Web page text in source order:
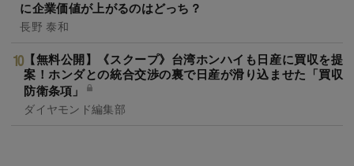
に企業価値が上がるのはどっち？
長野 泰和
【無料公開】《スクープ》台湾ホンハイも日産に買収を提
案！ホンダとの統合交渉の裏で日産が滑り込ませた「買収
防衛条項」
ダイヤモンド編集部